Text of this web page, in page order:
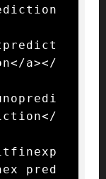
a></
pred